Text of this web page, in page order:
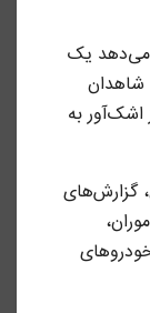
می‌دهد یک
شاهدان
اشک‌آور به
گزارش‌های